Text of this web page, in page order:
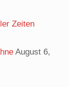
Zeiten
August 6,